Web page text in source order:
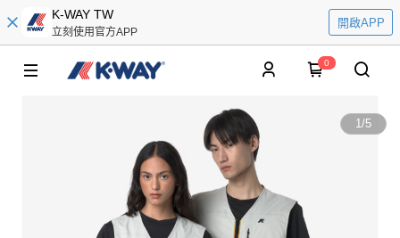
K-WAY TW
立刻使用官方APP
開啟APP
0
1/5